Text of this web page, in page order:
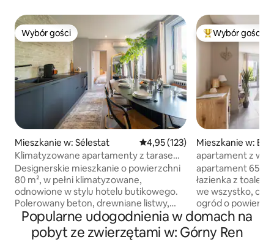
Wybór gości
Wybór gości
Mieszkanie w: Sélestat Średnia ocena: 4,95 na 5, liczba
4,95 (123)
Klimatyzowane apartamenty z tarasem i
łóżkami typu king size
Designerskie mieszkanie o powierzchni
80 m², w pełni klimatyzowane,
odnowione w stylu hotelu butikowego.
Polerowany beton, drewniane listwy,
ręcznie robione płytki zellige. 2 sypialnie
z łóżkami typu King Size, łazienka
z kabina prysznicową i wanną, prywatny
Wybór gości
Mieszkanie w:
apartament z
apartament 65
łazienka z
we wszystko, co
ogród o
miejsce
pasmo
km od Colmar w
Popularne udogodnienia w domach na
pobyt ze zwierzętami w: Górny Ren